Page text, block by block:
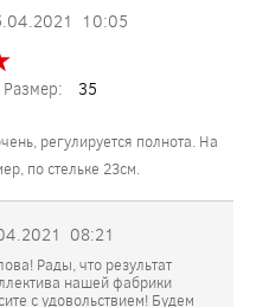
10:05
Размер: 35
регулируется полнота. На
по стельке 23см.
08:21
Рады, что результат
нашей фабрики
с удовольствием! Будем